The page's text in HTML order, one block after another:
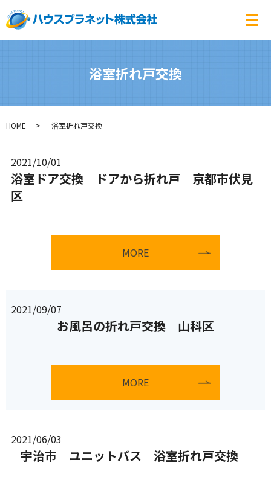
メ
浴室折れ戸交換
HOME 浴室折れ戸交換
2021/10/01
浴室ドア交換 ドアから折れ戸 京都市伏見
区
MORE
2021/09/07
お風呂の折れ戸交換 山科区
MORE
2021/06/03
宇治市 ユニットバス 浴室折れ戸交換